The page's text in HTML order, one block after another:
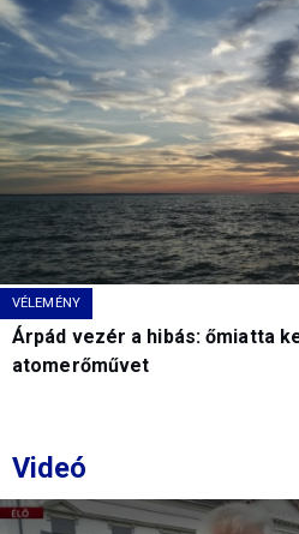
VÉLEMÉNY
Árpád vezér a hibás: őmiatta
atomerőművet
Videó